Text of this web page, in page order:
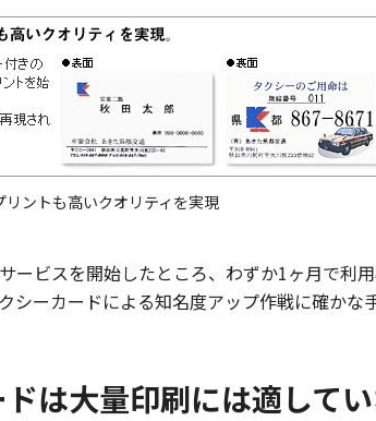
リントも高いクオリティを実現
ービスを開始したところ、わずか1ヶ月で利
シーカードによる知名度アップ作戦に確かな
は大量印刷には適して